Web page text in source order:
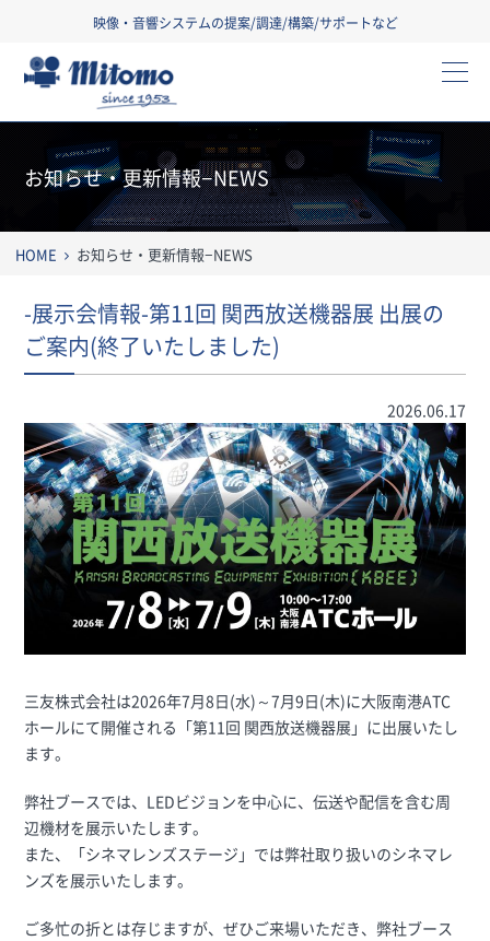
映像・音響システムの提案/調達/構築/サポートなど
お知らせ・更新情報−NEWS
HOME お知らせ・更新情報−NEWS
-展示会情報-第11回 関西放送機器展 出展の
ご案内(終了いたしました)
2026.06.17
三友株式会社は2026年7月8日(水)～7月9日(木)に大阪南港ATC
ホールにて開催される「第11回 関西放送機器展」に出展いたし
ます。
弊社ブースでは、LEDビジョンを中心に、伝送や配信を含む周
辺機材を展示いたします。
また、「シネマレンズステージ」では弊社取り扱いのシネマレ
ンズを展示いたします。
ご多忙の折とは存じますが、ぜひご来場いただき、弊社ブース